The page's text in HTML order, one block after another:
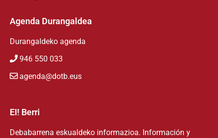
Agenda Durangaldea
Durangaldeko agenda
946 550 033
agenda@dotb.eus
EI! Berri
Debabarrena eskualdeko informazioa. Información y